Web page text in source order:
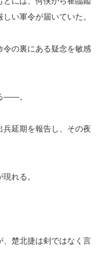
い軍令が届いていた。
令の裏にある疑念を敏感
――。
兵延期を報告し、その夜
れる。
、楚北捷は剣ではなく言